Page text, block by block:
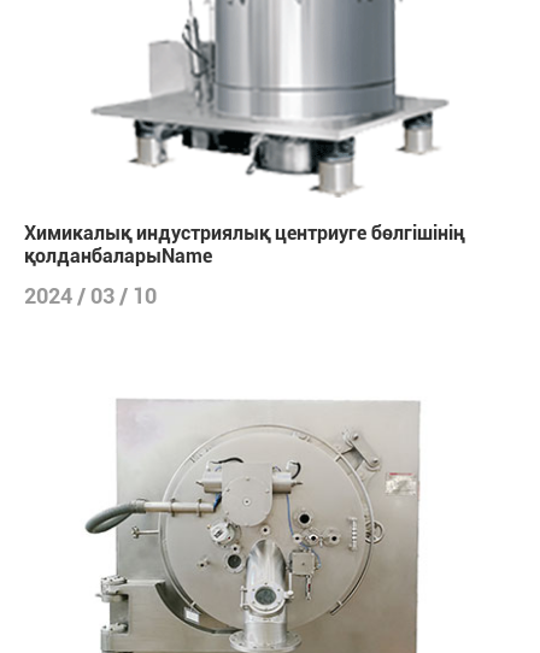
Химикалық индустриялық центриуге бөлгішінің
қолданбаларыName
2024 / 03 / 10